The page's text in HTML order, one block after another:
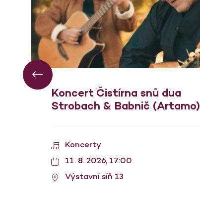
Koncert Čistírna snů dua
Strobach & Babnič (Artamo)
Koncerty
11. 8. 2026, 17:00
Výstavní síň 13